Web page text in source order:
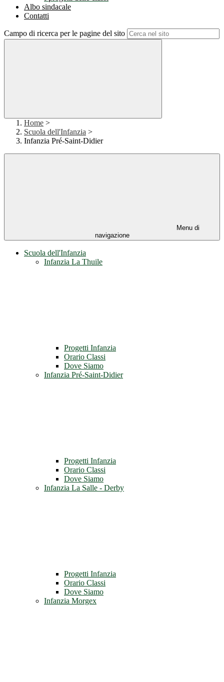
Albo sindacale
Contatti
Campo di ricerca per le pagine del sito
Home >
Scuola dell'Infanzia >
Infanzia Pré-Saint-Didier
Menu di
navigazione
Scuola dell'Infanzia
Infanzia La Thuile
Progetti Infanzia
Orario Classi
Dove Siamo
Infanzia Pré-Saint-Didier
Progetti Infanzia
Orario Classi
Dove Siamo
Infanzia La Salle - Derby
Progetti Infanzia
Orario Classi
Dove Siamo
Infanzia Morgex